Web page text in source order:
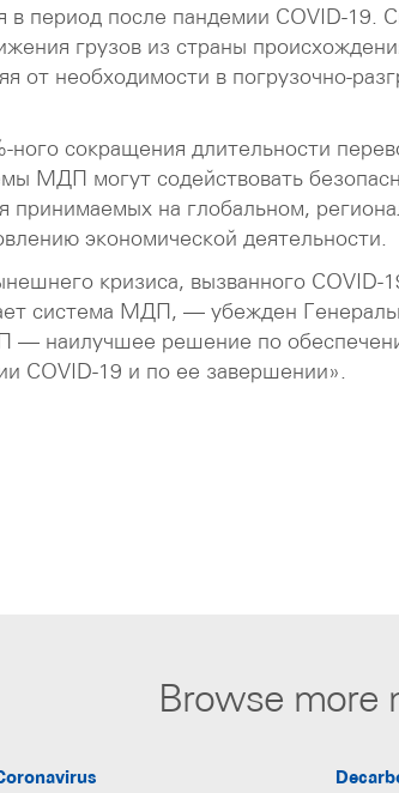
в период после пандемии COVID-
грузов из страны
от необходимости в погрузочно-
сокращения длительности
МДП могут содействовать
принимаемых на глобальном,
экономической деятельности.
кризиса, вызванного COVID-
система МДП, — убежден
наилучшее решение по
COVID-19 и по ее завершении».
Browse more